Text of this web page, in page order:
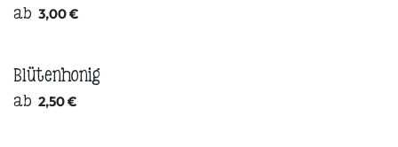
ab 3,00€
Blütenhonig
ab 2,50€